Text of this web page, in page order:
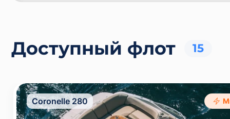
Доступный флот 15
Coronelle 280